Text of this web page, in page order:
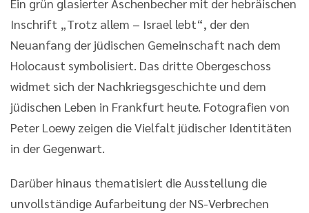
Inschrift „Trotz allem – Israel lebt“, der den
Neuanfang der jüdischen Gemeinschaft nach dem
Holocaust symbolisiert. Das dritte Obergeschoss
widmet sich der Nachkriegsgeschichte und dem
jüdischen Leben in Frankfurt heute. Fotografien von
Peter Loewy zeigen die Vielfalt jüdischer Identitäten
in der Gegenwart.
Darüber hinaus thematisiert die Ausstellung die
unvollständige Aufarbeitung der NS-Verbrechen